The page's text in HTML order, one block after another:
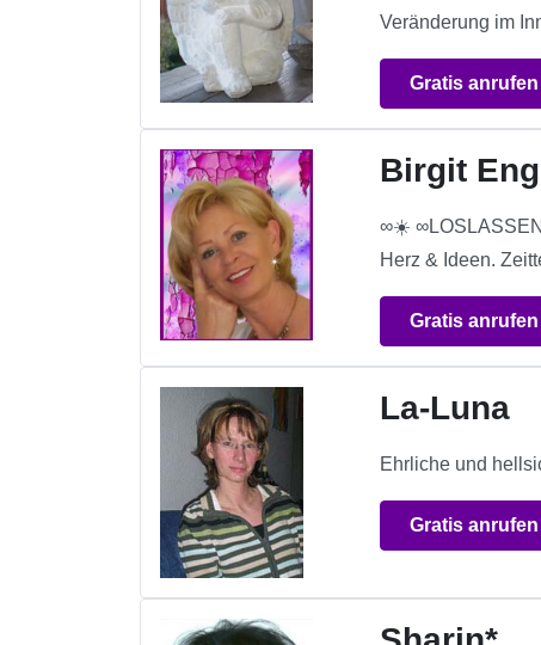
Veränderung im
Gratis anrufen
Birgit
∞☀️
Herz & Ideen.
Gratis anrufen
La-Luna
Ehrliche und
Gratis anrufen